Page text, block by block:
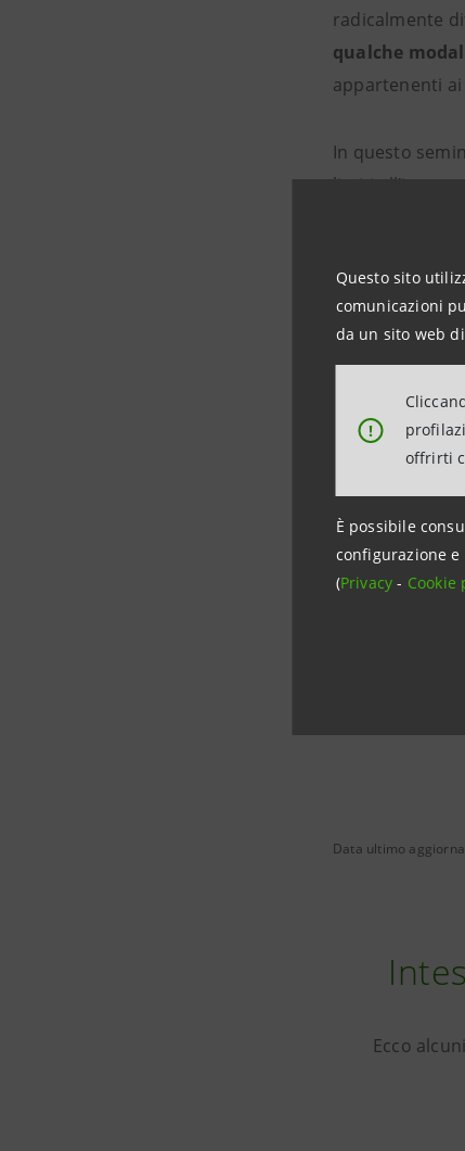
Questo sito
comunicazioni
da un sito web
!
offrirti
È possibile
configurazione
(Privacy- Cookie
radicalmente
qualche
appartenenti
In questo
limiti
Il workshop è
progettazione
Supsi di
Data ultimo
Ecco